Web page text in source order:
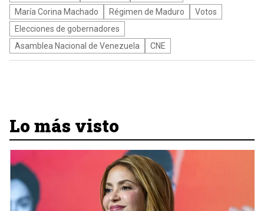
María Corina Machado
Régimen de Maduro
Votos
Elecciones de gobernadores
Asamblea Nacional de Venezuela
CNE
Lo más visto